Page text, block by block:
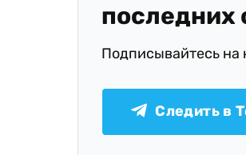
последних
Подписывайтесь на
Следить в